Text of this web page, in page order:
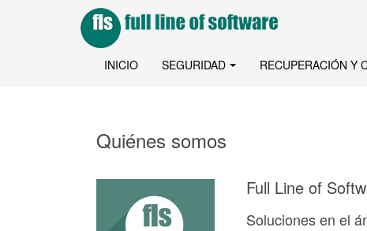
INICIO SEGURIDAD RECUPERACIÓN Y
Quiénes somos
Full Line of
Soluciones en el